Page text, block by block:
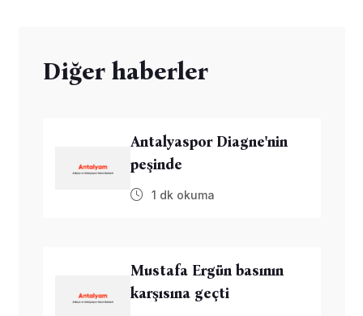
Diğer haberler
Antalyaspor Diagne'nin
peşinde
1 dk okuma
Mustafa Ergün basının
karşısına geçti